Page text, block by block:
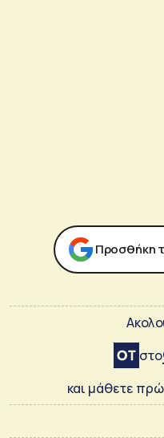
Προσθήκη
στο
και μάθετε